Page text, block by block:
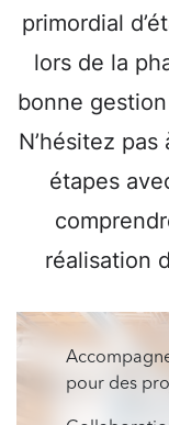
primordial
lors de la
bonne
N’hésitez
étapes
réalisation
pour des